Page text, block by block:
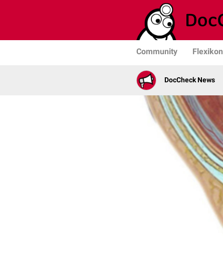
Community Flexikon
DocCheck News